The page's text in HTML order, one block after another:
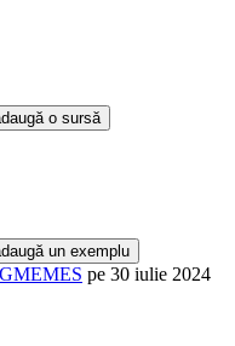
o sursă
un exemplu
pe 30 iulie 2024